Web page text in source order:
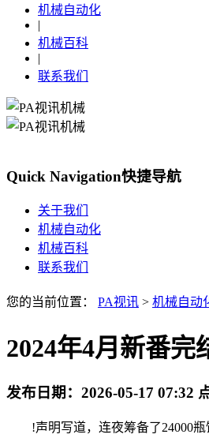
机械自动化
|
机械百科
|
联系我们
Quick Navigation快捷导航
关于我们
机械自动化
机械百科
联系我们
您的当前位置： PA视讯 > 机械自动
2024年4月新番完
发布日期： 2026-05-17 07:32
!声明写道，连夜筹备了24000瓶